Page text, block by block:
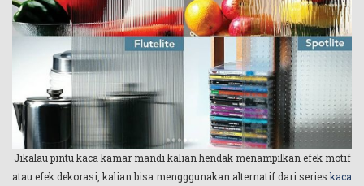
Jikalau pintu kaca kamar mandi kalian hendak menampilkan efek motif
atau efek dekorasi, kalian bisa mengggunakan alternatif dari series kaca